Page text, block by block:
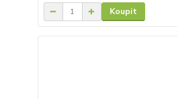
Koupit